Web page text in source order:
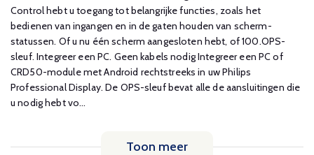
Control hebt u toegang tot belangrijke functies, zoals het
bedienen van ingangen en in de gaten houden van scherm-
statussen. Of u nu één scherm aangesloten hebt, of 100.OPS-
sleuf. Integreer een PC. Geen kabels nodig Integreer een PC of
CRD50-module met Android rechtstreeks in uw Philips
Professional Display. De OPS-sleuf bevat alle de aansluitingen die
u nodig hebt vo...
Toon meer